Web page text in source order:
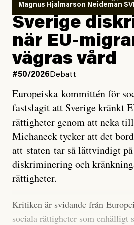
utveckla sig. El Niño är ett
väderfenomen som uppstår när
Stilla havet blir ovanligt varmt.
över stora delar av världen och
forskare allt oftare varnat för att
Det verkar vara en underdrift,
Hausfather.
”Det ser ut som att årets El Niño
sannolikhet kommer att bli den
tillförlitliga mätningar inleddes –
marginal”, skriver han.
Magnus Hjalmarson Neideman
Sverige
när EU-
vägras vård
#50/2026 Debatt
Europeiska kommittén för
fastslagit att Sverige kränkt
rättigheter genom att neka
Michaneck tycker att det
att staten tar så lättvindigt
diskriminering och
rättigheter.
Kritiken är svidande från
sociala rättigheter som enhälligt